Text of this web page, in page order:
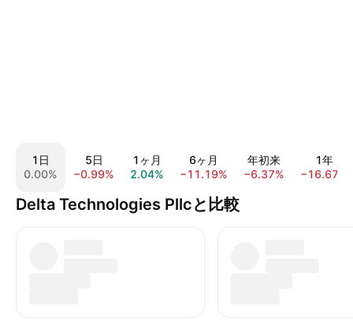
1日
0.00%
5日
−0.99%
1ヶ月
2.04%
6ヶ月
−11.19%
年初来
−6.37%
1年
−16.67%
Delta Technologies Pllcと比較